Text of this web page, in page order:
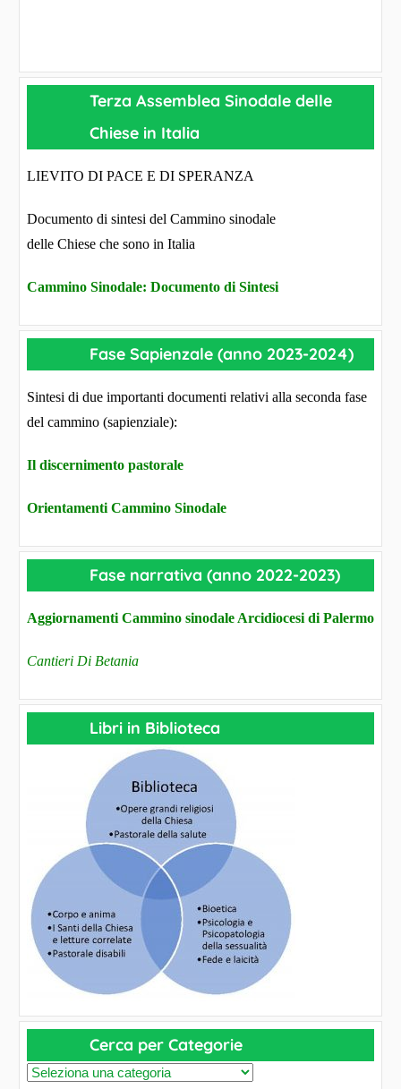
Terza Assemblea Sinodale delle
Chiese in Italia
LIEVITO DI PACE E DI SPERANZA
Documento di sintesi del Cammino sinodale
delle Chiese che sono in Italia
Cammino Sinodale: Documento di Sintesi
Fase Sapienzale (anno 2023-2024)
Sintesi di due importanti documenti relativi alla seconda fase
del cammino (sapienziale):
Il discernimento pastorale
Orientamenti Cammino Sinodale
Fase narrativa (anno 2022-2023)
Aggiornamenti Cammino sinodale Arcidiocesi di Palermo
Cantieri Di Betania
Libri in Biblioteca
Cerca per Categorie
C